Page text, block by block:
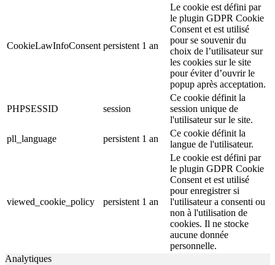
CookieLawInfoConsent persistent 1 an
Le cookie est défini par
le plugin GDPR Cookie
Consent et est utilisé
pour se souvenir du
choix de l’utilisateur sur
les cookies sur le site
pour éviter d’ouvrir le
popup après acceptation.
PHPSESSID session
Ce cookie définit la
session unique de
l'utilisateur sur le site.
pll_language
persistent 1 an
Ce cookie définit la
langue de l'utilisateur.
viewed_cookie_policy persistent 1 an
Le cookie est défini par
le plugin GDPR Cookie
Consent et est utilisé
pour enregistrer si
l'utilisateur a consenti ou
non à l'utilisation de
cookies. Il ne stocke
aucune donnée
personnelle.
Analytiques